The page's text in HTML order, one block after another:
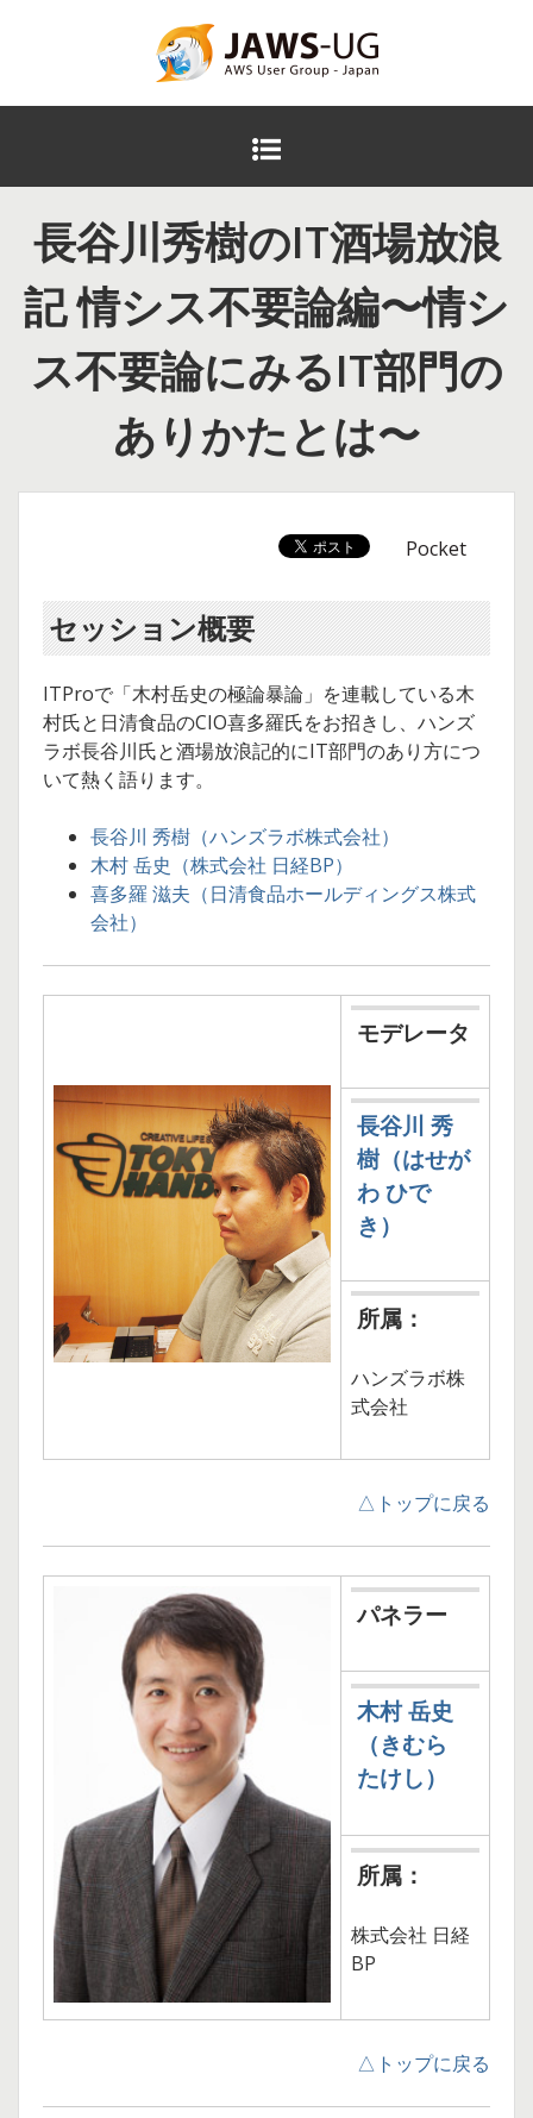
ン
ス
メ
イ
メ
ニ
ュ
ー
長谷川秀樹のIT酒場放浪
記 情シス不要論編〜情シ
ス不要論にみるIT部門の
ありかたとは〜
川
樹
の
IT
酒
場
浪
記
シ
ス
不
編〜
情
論
門
の
あ
り
か
Pocket
セッション概要
ITProで「木村岳史の極論暴論」を連載している木
村氏と日清食品のCIO喜多羅氏をお招きし、ハンズ
ラボ長谷川氏と酒場放浪記的にIT部門のあり方につ
いて熱く語ります。
長谷川 秀樹（ハンズラボ株式会社）
木村 岳史（株式会社 日経BP）
喜多羅 滋夫（日清食品ホールディングス株式
会社）
モデレータ
長谷川 秀
樹（はせが
わ ひで
き）
所属：
ハンズラボ株
式会社
△トップに戻る
パネラー
木村 岳史
（きむら
たけし）
所属：
株式会社 日経
BP
△トップに戻る